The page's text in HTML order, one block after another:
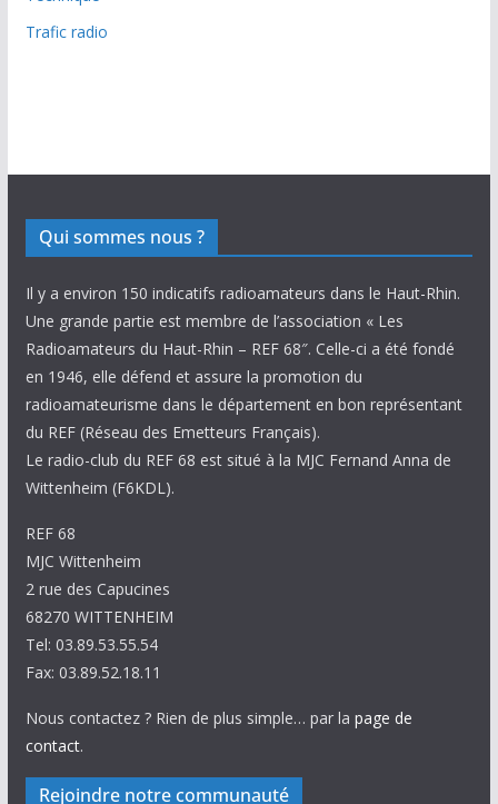
Trafic radio
Qui sommes nous ?
Il y a environ 150 indicatifs radioamateurs dans le Haut-Rhin.
Une grande partie est membre de l’association « Les
Radioamateurs du Haut-Rhin – REF 68″. Celle-ci a été fondé
en 1946, elle défend et assure la promotion du
radioamateurisme dans le département en bon représentant
du REF (Réseau des Emetteurs Français).
Le radio-club du REF 68 est situé à la MJC Fernand Anna de
Wittenheim (F6KDL).
REF 68
MJC Wittenheim
2 rue des Capucines
68270 WITTENHEIM
Tel: 03.89.53.55.54
Fax: 03.89.52.18.11
Nous contactez ? Rien de plus simple… par la page de
contact.
Rejoindre notre communauté